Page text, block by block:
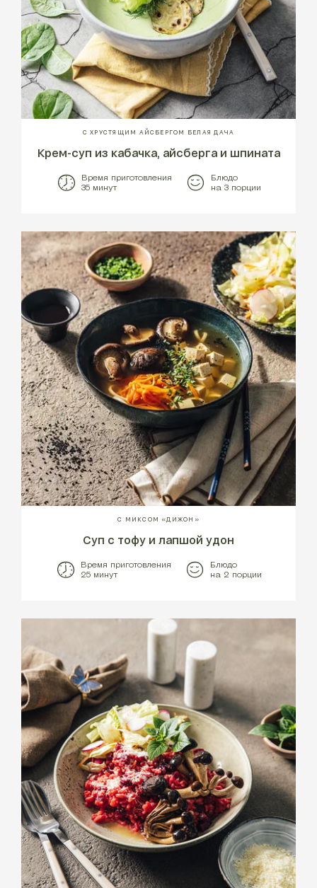
С ХРУСТЯЩИМ АЙСБЕРГОМ БЕЛАЯ ДАЧА
Крем-суп из кабачка, айсберга и шпината
Время приготовления
35 минут
Блюдо
на 3 порции
С МИКСОМ «ДИЖОН»
Суп с тофу и лапшой удон
Время приготовления
25 минут
Блюдо
на 2 порции